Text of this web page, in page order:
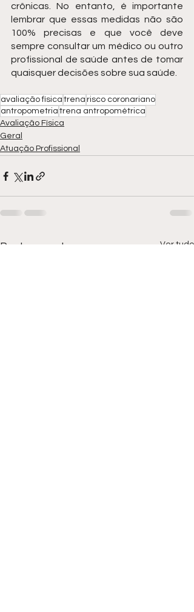
crônicas. No entanto, é importante
lembrar que essas medidas não são
100% precisas e que você deve
sempre consultar um médico ou outro
profissional de saúde antes de tomar
quaisquer decisões sobre sua saúde.
avaliação física trena risco coronariano
antropometria trena antropométrica
Avaliação Física
Geral
Atuação Profissional
Posts recentes Ver tudo